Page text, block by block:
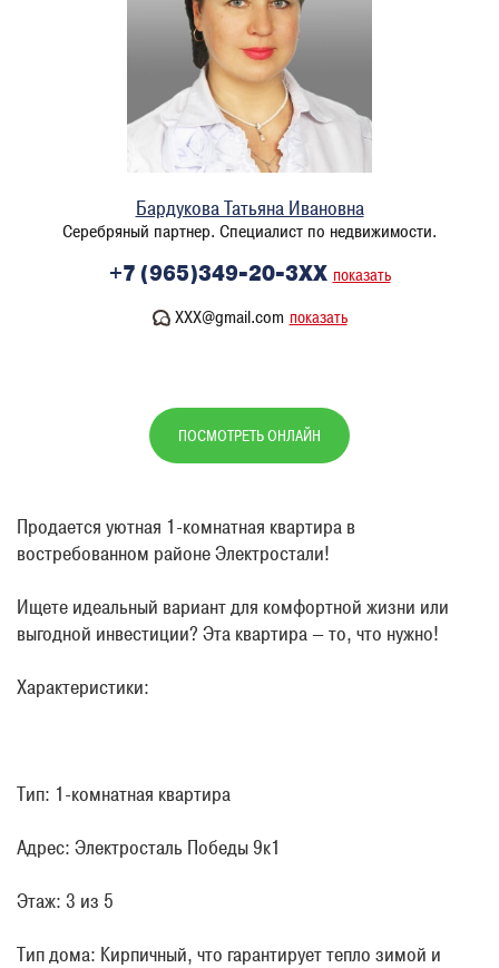
Бардукова Татьяна Ивановна
Серебряный партнер. Специалист по недвижимости.
+7 (965)349-20-3XX показать
XXX@gmail.com показать
ПОСМОТРЕТЬ ОНЛАЙН
Продается уютная 1-комнатная квартира в
востребованном районе Электростали!
Ищете идеальный вариант для комфортной жизни или
выгодной инвестиции? Эта квартира — то, что нужно!
Характеристики:
Тип: 1-комнатная квартира
Адрес: Электросталь Победы 9к1
Этаж: 3 из 5
Тип дома: Кирпичный, что гарантирует тепло зимой и